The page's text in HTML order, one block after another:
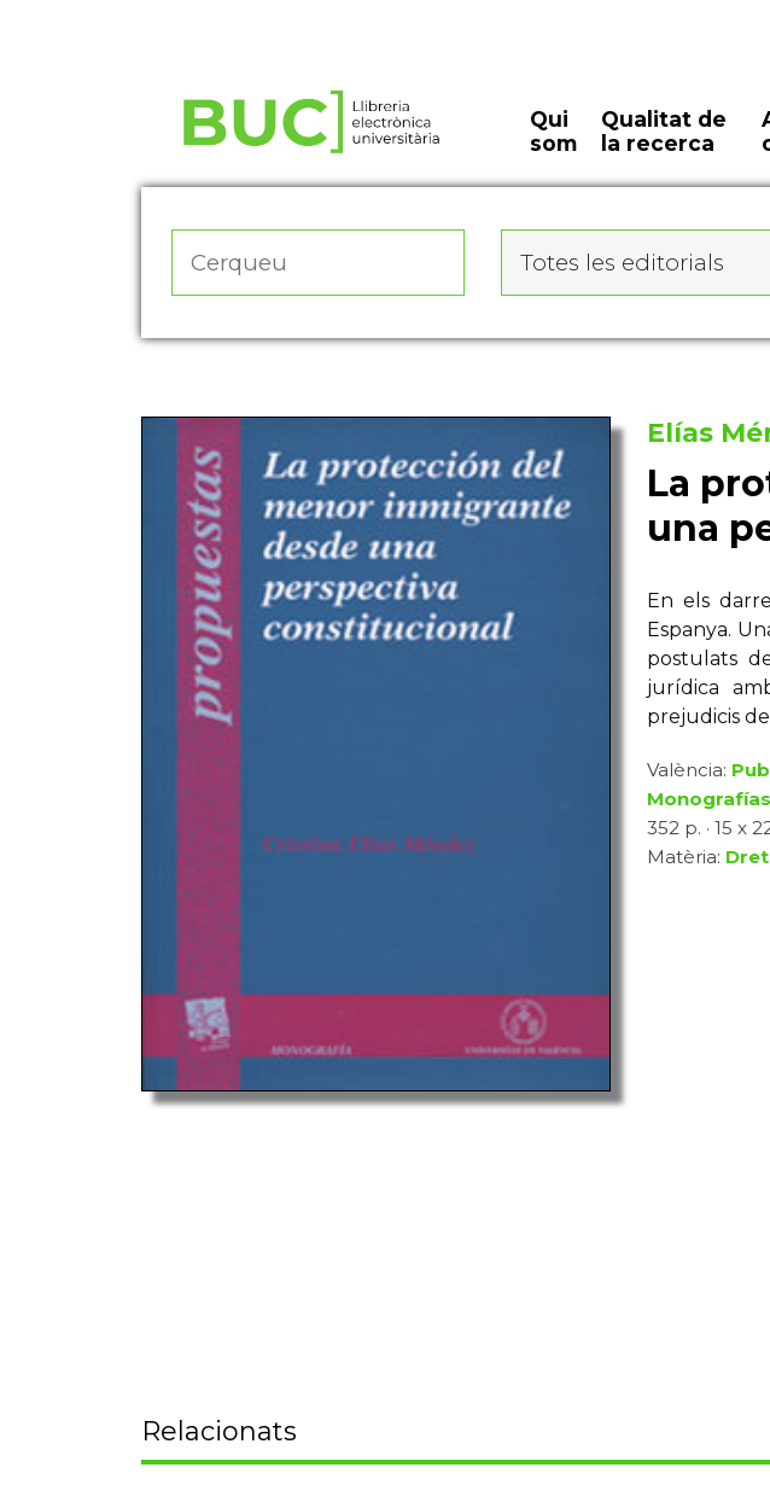
Qui
som
Qualitat de
la recerca
Totes les editorials
Elías
La
una
En els
Espanya.
postulats
jurídica
prejudicis
València:
Monografías
352 p. · 15 x
Matèria: Dret
Relacionats